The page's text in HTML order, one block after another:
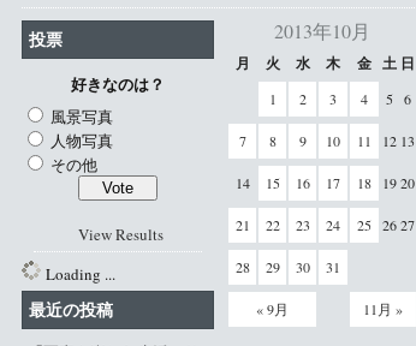
2013年10月
月 火 水 木 金 土 日
« 9月 11月 »
1 2 3 4 5 6
7 8 9 10 11 12 13
14 15 16 17 18 19 20
21 22 23 24 25 26 27
28 29 30 31
投票
好きなのは？
風景写真
人物写真
その他
View Results
Loading ...
最近の投稿